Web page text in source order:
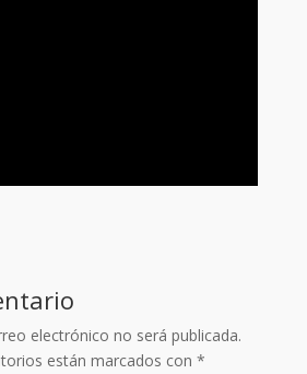
electrónico no será publicada.
están marcados con *